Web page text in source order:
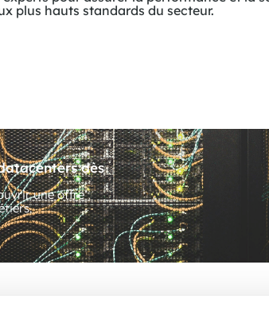
plus hauts standards du secteur.
dès
une offre